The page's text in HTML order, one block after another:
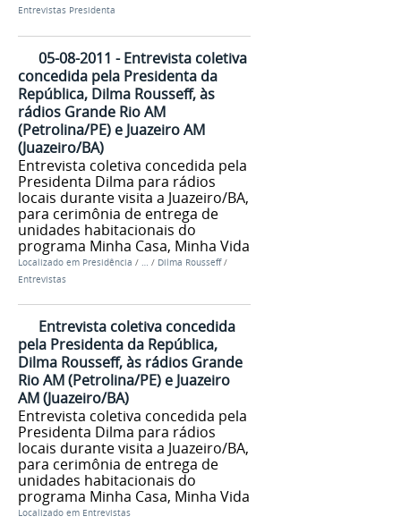
Entrevistas Presidenta
05-08-2011 - Entrevista coletiva
concedida pela Presidenta da
República, Dilma Rousseff, às
rádios Grande Rio AM
(Petrolina/PE) e Juazeiro AM
(Juazeiro/BA)
Entrevista coletiva concedida pela
Presidenta Dilma para rádios
locais durante visita a Juazeiro/BA,
para cerimônia de entrega de
unidades habitacionais do
programa Minha Casa, Minha Vida
Localizado em Presidência / / Dilma Rousseff /
Entrevistas
Entrevista coletiva concedida
pela Presidenta da República,
Dilma Rousseff, às rádios Grande
Rio AM (Petrolina/PE) e Juazeiro
AM (Juazeiro/BA)
Entrevista coletiva concedida pela
Presidenta Dilma para rádios
locais durante visita a Juazeiro/BA,
para cerimônia de entrega de
unidades habitacionais do
programa Minha Casa, Minha Vida
Localizado em Entrevistas